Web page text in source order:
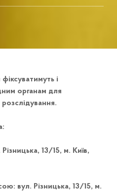
і
органам для
13/15, м. Київ,
вул. Різницька, 13/15, м.